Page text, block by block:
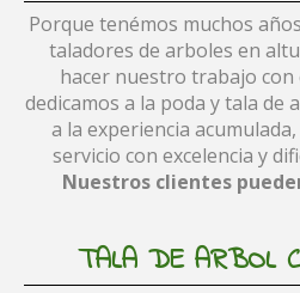
Porque tenémos muchos
taladores de arboles en
hacer nuestro trabajo con
dedicamos a la poda y tala de
a la experiencia
servicio con excelencia y
Nuestros clientes
TALA DE ARBOL